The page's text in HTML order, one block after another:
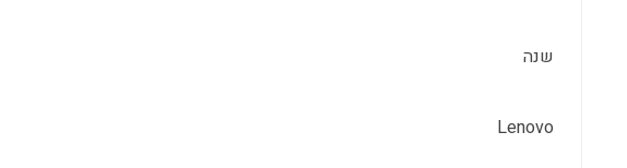
שנה
Lenovo